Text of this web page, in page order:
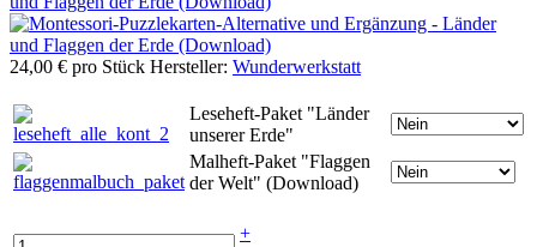
24,00 € pro Stück Hersteller: Wunderwerkstatt
Leseheft-Paket "Länder
unserer Erde"
Malheft-Paket "Flaggen
der Welt" (Download)
+